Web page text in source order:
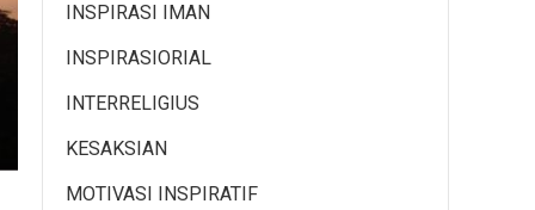
INSPIRASI IMAN
INSPIRASIORIAL
INTERRELIGIUS
KESAKSIAN
MOTIVASI INSPIRATIF